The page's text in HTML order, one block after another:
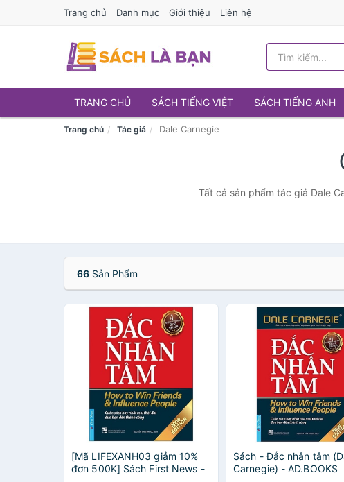
Trang chủ Danh mục Giới thiệu Liên hệ
TRANG CHỦ SÁCH TIẾNG VIỆT SÁCH TIẾNG ANH
Trang chủ Tác giả Dale Carnegie
Tất cả sản phẩm tác giả Dale
66 Sản Phẩm
[Mã LIFEXANH03 giảm 10%
đơn 500K] Sách First News -
Sách - Đắc nhân tâm
Carnegie) - AD.BOOKS